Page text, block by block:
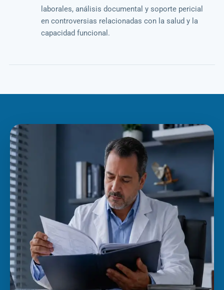
laborales, análisis documental y soporte pericial
en controversias relacionadas con la salud y la
capacidad funcional.